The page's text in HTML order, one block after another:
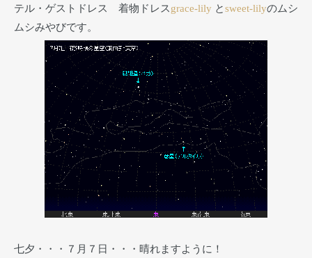
テル・ゲストドレス 着物ドレスgrace-lily とsweet-lilyのムシ
ムシみやびです。
七夕・・・７月７日・・・晴れますように！